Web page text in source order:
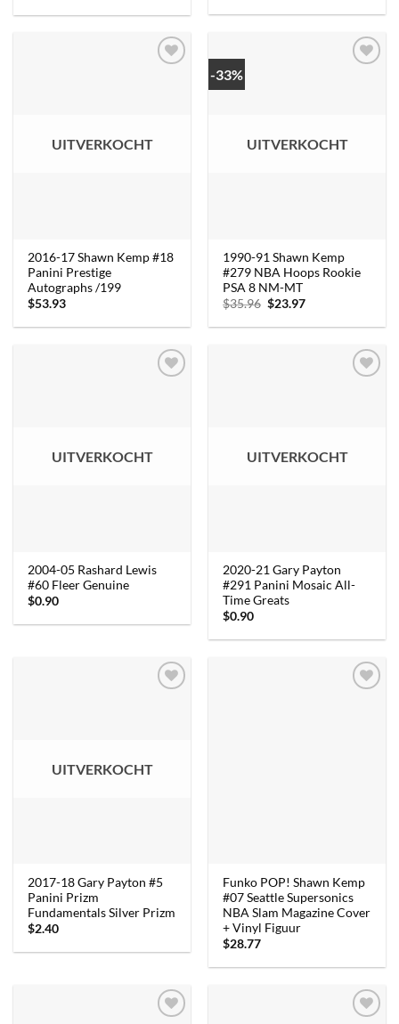
was:
is:
UITVERKOCHT
2016-17 Shawn Kemp #18
Panini Prestige
Autographs /199
$53.93
-33%
UITVERKOCHT
1990-91 Shawn Kemp
#279 NBA Hoops Rookie
PSA 8 NM-MT
$35.96 Oorspronkelijke
was:
$23.97Huidige
is:
UITVERKOCHT
2004-05 Rashard Lewis
#60 Fleer Genuine
$0.90
UITVERKOCHT
2020-21 Gary Payton
#291 Panini Mosaic All-
Time Greats
$0.90
UITVERKOCHT
2017-18 Gary Payton #5
Panini Prizm
Fundamentals Silver Prizm
$2.40
Funko POP! Shawn Kemp
#07 Seattle Supersonics
NBA Slam Magazine Cover
+ Vinyl Figuur
$28.77